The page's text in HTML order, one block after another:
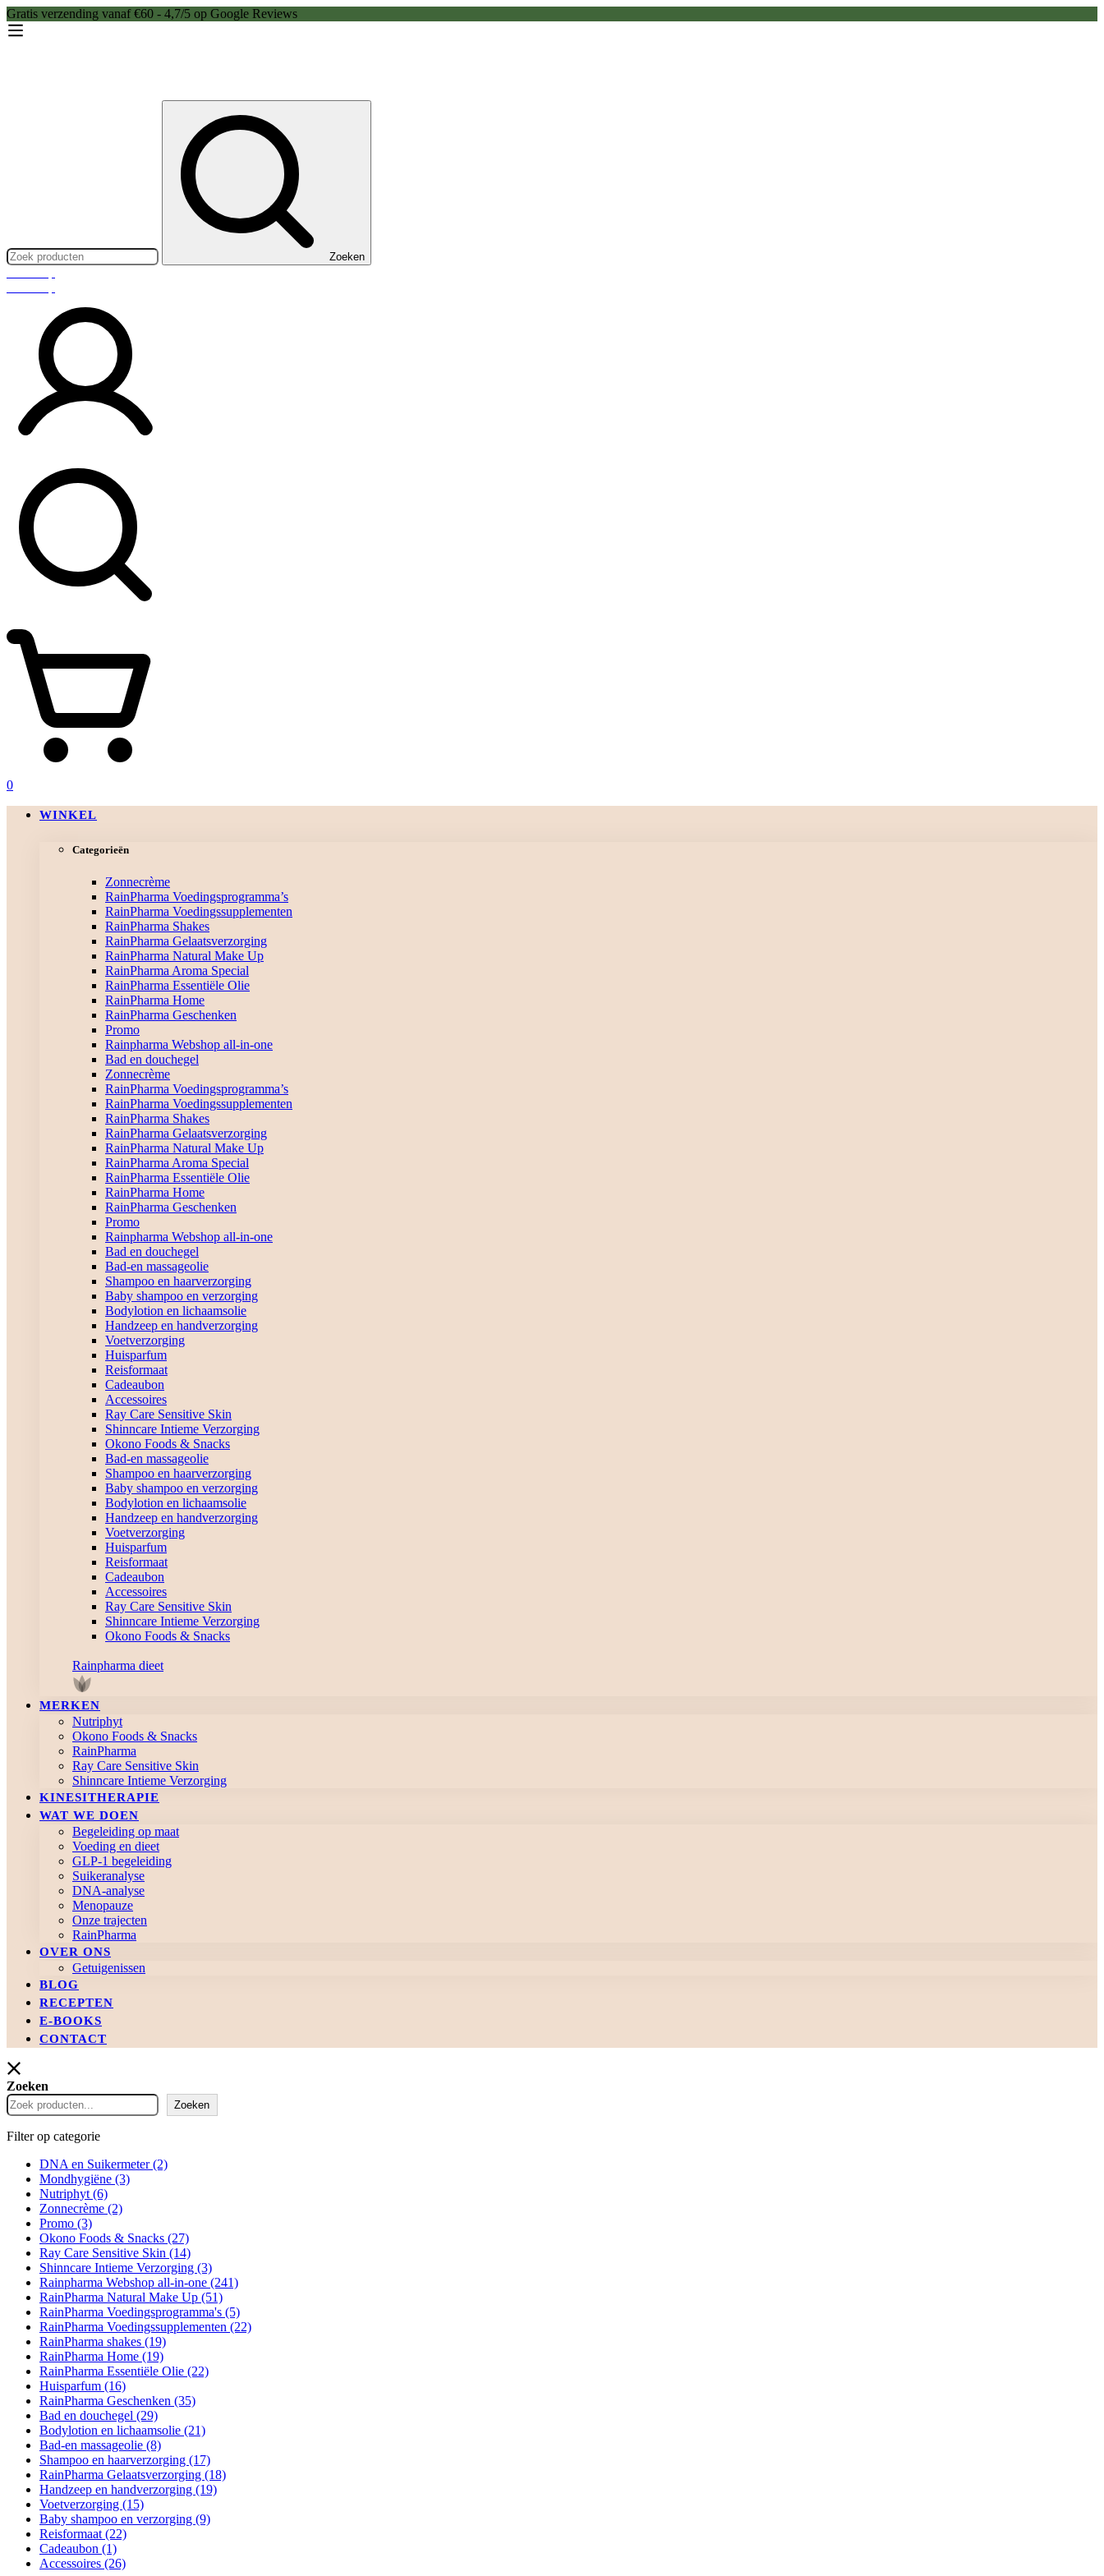
Gratis verzending vanaf €60 - 4,7/5 op Google Reviews
Zoeken
0
WINKEL
Categorieën
Zonnecrème
RainPharma Voedingsprogramma’s
RainPharma Voedingssupplementen
RainPharma Shakes
RainPharma Gelaatsverzorging
RainPharma Natural Make Up
RainPharma Aroma Special
RainPharma Essentiële Olie
RainPharma Home
RainPharma Geschenken
Promo
Rainpharma Webshop all-in-one
Bad en douchegel
Zonnecrème
RainPharma Voedingsprogramma’s
RainPharma Voedingssupplementen
RainPharma Shakes
RainPharma Gelaatsverzorging
RainPharma Natural Make Up
RainPharma Aroma Special
RainPharma Essentiële Olie
RainPharma Home
RainPharma Geschenken
Promo
Rainpharma Webshop all-in-one
Bad en douchegel
Bad-en massageolie
Shampoo en haarverzorging
Baby shampoo en verzorging
Bodylotion en lichaamsolie
Handzeep en handverzorging
Voetverzorging
Huisparfum
Reisformaat
Cadeaubon
Accessoires
Ray Care Sensitive Skin
Shinncare Intieme Verzorging
Okono Foods & Snacks
Bad-en massageolie
Shampoo en haarverzorging
Baby shampoo en verzorging
Bodylotion en lichaamsolie
Handzeep en handverzorging
Voetverzorging
Huisparfum
Reisformaat
Cadeaubon
Accessoires
Ray Care Sensitive Skin
Shinncare Intieme Verzorging
Okono Foods & Snacks
Rainpharma dieet
MERKEN
Nutriphyt
Okono Foods & Snacks
RainPharma
Ray Care Sensitive Skin
Shinncare Intieme Verzorging
KINESITHERAPIE
WAT WE DOEN
Begeleiding op maat
Voeding en dieet
GLP-1 begeleiding
Suikeranalyse
DNA-analyse
Menopauze
Onze trajecten
RainPharma
OVER ONS
Getuigenissen
BLOG
RECEPTEN
E-BOOKS
CONTACT
Zoeken
Zoeken
Filter op categorie
DNA en Suikermeter(2)
Mondhygiëne (3)
Nutriphyt (6)
Zonnecrème (2)
Promo (3)
Okono Foods & Snacks (27)
Ray Care Sensitive Skin (14)
Shinncare Intieme Verzorging (3)
Rainpharma Webshop all-in-one (241)
RainPharma Natural Make Up (51)
RainPharma Voedingsprogramma's (5)
RainPharma Voedingssupplementen (22)
RainPharma shakes (19)
RainPharma Home (19)
RainPharma Essentiële Olie (22)
Huisparfum (16)
RainPharma Geschenken (35)
Bad en douchegel (29)
Bodylotion en lichaamsolie (21)
Bad-en massageolie (8)
Shampoo en haarverzorging (17)
RainPharma Gelaatsverzorging (18)
Handzeep en handverzorging (19)
Voetverzorging (15)
Baby shampoo en verzorging (9)
Reisformaat (22)
Cadeaubon (1)
Accessoires (26)